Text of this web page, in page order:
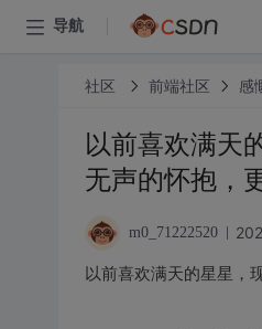
导航
社区 前端社区 感
以前喜欢满天
无声的怀抱，
m0_71222520
以前喜欢满天的星星，